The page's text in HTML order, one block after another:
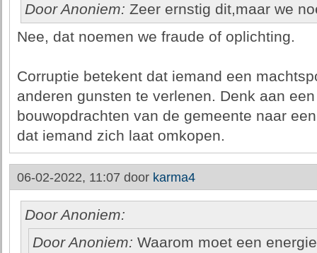
Door Anoniem: Zeer ernstig dit,maar we
Nee, dat noemen we fraude of oplichting.
Corruptie betekent dat iemand een
anderen gunsten te verlenen. Denk aan
bouwopdrachten van de gemeente naar
dat iemand zich laat omkopen.
06-02-2022, 11:07 door karma4
Door Anoniem:
Door Anoniem: Waarom moet een